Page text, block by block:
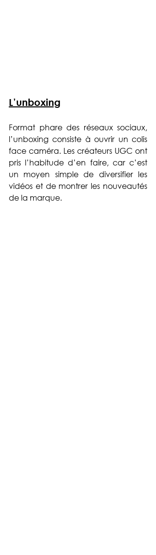
L’unboxing
Format phare des réseaux sociaux,
l’unboxing consiste à ouvrir un colis
face caméra. Les créateurs UGC ont
pris l’habitude d’en faire, car c’est
un moyen simple de diversifier les
vidéos et de montrer les nouveautés
de la marque.